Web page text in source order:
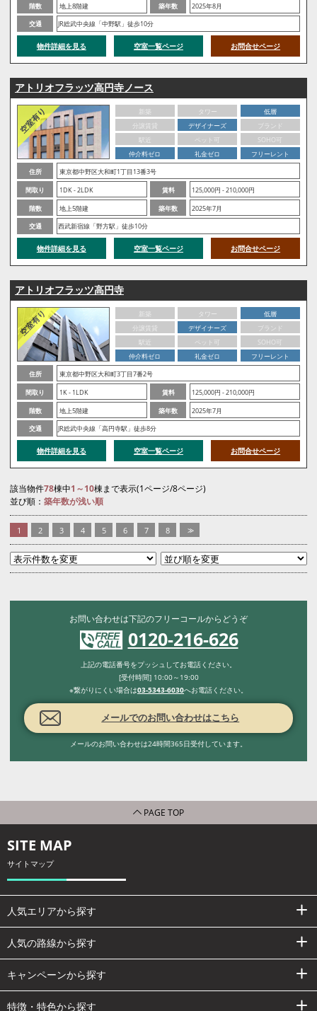
階数
地上8階建 築年数
2025年8月
交通
JR総武中央線「中野駅」徒歩10分
物件詳細を見る 空室一覧ページ お問合せページ
アトリオフラッツ高円寺ノース
新築 タワー
低層
分譲賃貸
デザイナーズ
ブランド
駅近
ペット可
SOHO可
仲介料ゼロ
礼金ゼロ
フリーレント
住所
東京都中野区大和町1丁目13番3号
間取り
1DK - 2LDK 賃料
125,000円 - 210,000円
階数
地上5階建 築年数
2025年7月
交通
西武新宿線「野方駅」徒歩10分
物件詳細を見る 空室一覧ページ お問合せページ
アトリオフラッツ高円寺
新築 タワー
低層
分譲賃貸
デザイナーズ
ブランド
駅近
ペット可
SOHO可
仲介料ゼロ
礼金ゼロ
フリーレント
住所
東京都中野区大和町3丁目7番2号
間取り
1K - 1LDK 賃料
125,000円 - 210,000円
階数
地上5階建 築年数
2025年7月
交通
JR総武中央線「高円寺駅」徒歩8分
物件詳細を見る 空室一覧ページ お問合せページ
該当物件78棟中1～10棟まで表示(1ページ/8ページ)
並び順： 築年数が浅い順
1 2 3 4 5 6 7 8 >>
お問い合わせは下記のフリーコールからどうぞ
0120-216-626
上記の電話番号をプッシュしてお電話ください。
[受付時間] 10:00～19:00
※繋がりにくい場合は03-5343-6030へお電話ください。
メールでのお問い合わせはこちら
メールのお問い合わせは24時間365日受付しています。
PAGE TOP
SITE MAP
サイトマップ
人気エリアから探す
人気の路線から探す
キャンペーンから探す
特徴・特色から探す